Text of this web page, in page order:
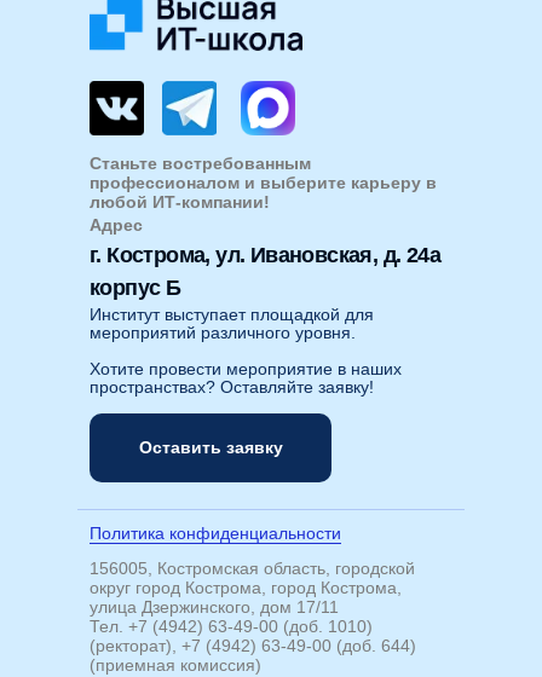
Политика конфиденциальности
156005, Костромская область, городской
округ город Кострома, город Кострома,
улица Дзержинского, дом 17/11
Тел. +7 (4942) 63-49-00 (доб. 1010)
(ректорат), +7 (4942) 63-49-00 (доб. 644)
(приемная комиссия)
г. Кострома, ул. Ивановская, д. 24а
корпус Б
Адрес
Станьте востребованным
профессионалом и выберите карьеру в
любой ИТ-компании!
Институт выступает площадкой для
мероприятий различного уровня.
Хотите провести мероприятие в наших
пространствах? Оставляйте заявку!
Оставить заявку